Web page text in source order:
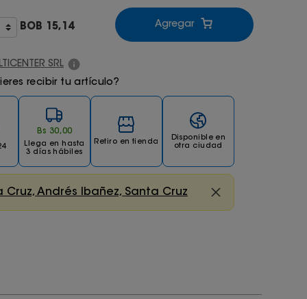
BOB 15,14 Agregar
SRL
recibir tu artículo?
Bs 30,00
Llega en hasta
3 días hábiles
Retiro en tienda
Disponible en
otra ciudad
Cruz, Andrés Ibañez, Santa Cruz